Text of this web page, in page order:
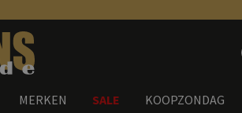
MERKEN SALE KOOPZONDAG
Zoeken